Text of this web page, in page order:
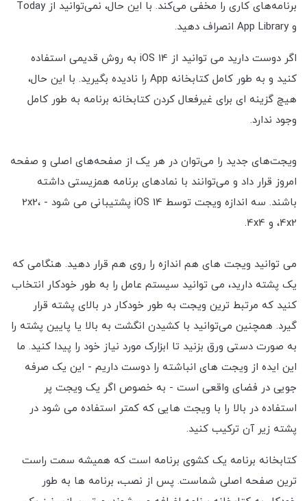
برنامه‌های کاری را مخفی می‌کند. با این حال، نمی‌توانید از Today
و App Library انصراف دهید.
اگر دوست دارید می توانید از iOS 14 به روش قدیمی استفاده
کنید و به طور کامل کتابخانه App را نادیده بگیرید. با این حال،
هیچ گزینه ای برای غیرفعال کردن کتابخانه برنامه به طور کامل
وجود ندارد.
ویجت‌های جدید را می‌توان در هر یک از صفحه‌های اصلی و صفحه
امروز قرار داد و می‌توانند با نمادهای برنامه همزیستی داشته
باشند. سه اندازه ویجت توسط iOS 14 پشتیبانی می شود - 2x2،
4x2، و 4x4.
می توانید ویجت های هم اندازه را روی هم قرار دهید. هنگامی که
یک پشته دارید، می توانید سیستم عامل را به طور خودکار انتخاب
کنید که مرتبط ترین ویجت به طور خودکار در بالای پشته قرار
گیرد. همچنین می‌توانید با کشیدن انگشت به بالا یا پایین پشته را
به صورت دستی ورق بزنید تا ابزارک مورد نیاز خود را پیدا کنید. ما
این ایده از ویجت های انباشته را دوست داریم - این یک صرفه
جویی در فضای واقعی است - به خصوص اگر یک ویجت پر
استفاده در بالا را با ویجت هایی که کمتر استفاده می شود در
پشته زیر آن ترکیب کنید.
کتابخانه برنامه یک کشوی برنامه است که همیشه سمت راست
ترین صفحه اصلی شماست. پس از نصب، برنامه ها به طور